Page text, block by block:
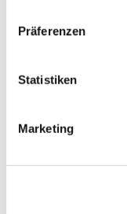
Präferenzen
Statistiken
Marketing